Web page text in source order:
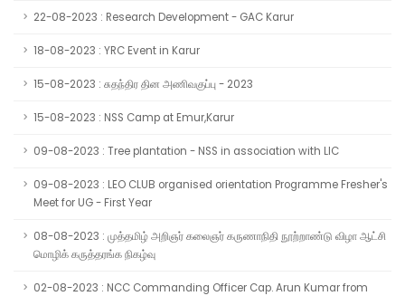
22-08-2023 : Research Development - GAC Karur
18-08-2023 : YRC Event in Karur
15-08-2023 : சுதந்திர தின அணிவகுப்பு - 2023
15-08-2023 : NSS Camp at Emur,Karur
09-08-2023 : Tree plantation - NSS in association with LIC
09-08-2023 : LEO CLUB organised orientation Programme Fresher's
Meet for UG - First Year
08-08-2023 : முத்தமிழ் அறிஞர் கலைஞர் கருணாநிதி நூற்றாண்டு விழா ஆட்சி
மொழிக் கருத்தரங்க நிகழ்வு
02-08-2023 : NCC Commanding Officer Cap. Arun Kumar from